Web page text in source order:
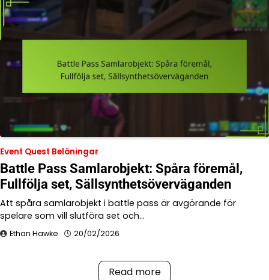
Event Quest Belöningar
Battle Pass Samlarobjekt: Spåra föremål,
Fullfölja set, Sällsynthetsöverväganden
Att spåra samlarobjekt i battle pass är avgörande för
spelare som vill slutföra set och…
Ethan Hawke 20/02/2026
Read more